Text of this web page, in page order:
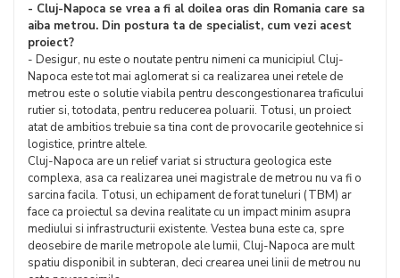
- Cluj-Napoca se vrea a fi al doilea oras din Romania care sa
aiba metrou. Din postura ta de specialist, cum vezi acest
proiect?
- Desigur, nu este o noutate pentru nimeni ca municipiul Cluj-
Napoca este tot mai aglomerat si ca realizarea unei retele de
metrou este o solutie viabila pentru descongestionarea traficului
rutier si, totodata, pentru reducerea poluarii. Totusi, un proiect
atat de ambitios trebuie sa tina cont de provocarile geotehnice si
logistice, printre altele.
Cluj-Napoca are un relief variat si structura geologica este
complexa, asa ca realizarea unei magistrale de metrou nu va fi o
sarcina facila. Totusi, un echipament de forat tuneluri (TBM) ar
face ca proiectul sa devina realitate cu un impact minim asupra
mediului si infrastructurii existente. Vestea buna este ca, spre
deosebire de marile metropole ale lumii, Cluj-Napoca are mult
spatiu disponibil in subteran, deci crearea unei linii de metrou nu